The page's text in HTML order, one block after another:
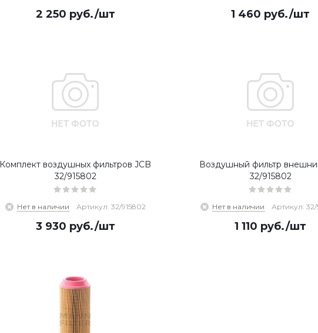
2 250 руб./шт 1 460 руб./шт
Комплект воздушных фильтров JCB
32/915802
Нет в наличии Артикул: 32/915802
3 930 руб./шт
Воздушный фильтр
32/915802
Нет в наличии Артикул: 32/
1 110 руб./шт